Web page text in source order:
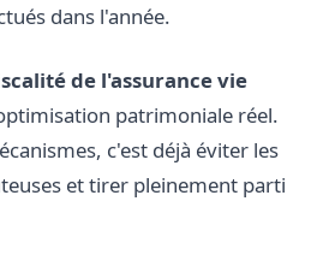
dans l'année.
de l'assurance vie
patrimoniale réel.
c'est déjà éviter les
et tirer pleinement parti